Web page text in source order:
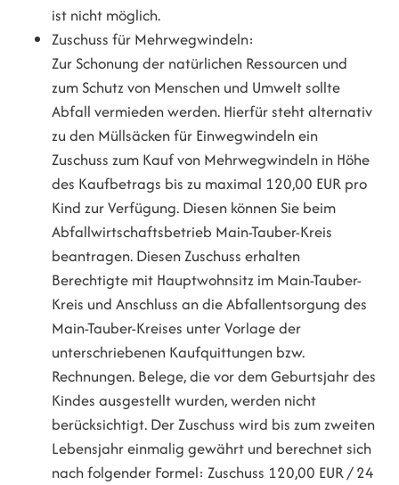
ist nicht möglich.
Zuschuss für Mehrwegwindeln:
Zur Schonung der natürlichen Ressourcen und
zum Schutz von Menschen und Umwelt sollte
Abfall vermieden werden. Hierfür steht alternativ
zu den Müllsäcken für Einwegwindeln ein
Zuschuss zum Kauf von Mehrwegwindeln in Höhe
des Kaufbetrags bis zu maximal 120,00 EUR pro
Kind zur Verfügung. Diesen können Sie beim
Abfallwirtschaftsbetrieb Main-Tauber-Kreis
beantragen. Diesen Zuschuss erhalten
Berechtigte mit Hauptwohnsitz im Main-Tauber-
Kreis und Anschluss an die Abfallentsorgung des
Main-Tauber-Kreises unter Vorlage der
unterschriebenen Kaufquittungen bzw.
Rechnungen. Belege, die vor dem Geburtsjahr des
Kindes ausgestellt wurden, werden nicht
berücksichtigt. Der Zuschuss wird bis zum zweiten
Lebensjahr einmalig gewährt und berechnet sich
nach folgender Formel: Zuschuss 120,00 EUR / 24